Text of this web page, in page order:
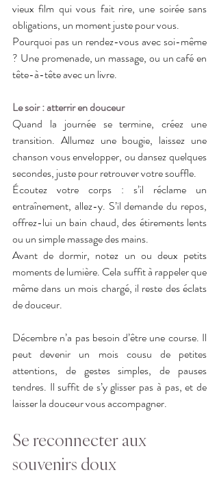
vieux film qui vous fait rire, une soirée sans
obligations, un moment juste pour vous.
Pourquoi pas un rendez-vous avec soi-même
? Une promenade, un massage, ou un café en
tête-à-tête avec un livre.
Le soir : atterrir en douceur
Quand la journée se termine, créez une
transition. Allumez une bougie, laissez une
chanson vous envelopper, ou dansez quelques
secondes, juste pour retrouver votre souffle.
Écoutez votre corps : s’il réclame un
entraînement, allez-y. S’il demande du repos,
offrez-lui un bain chaud, des étirements lents
ou un simple massage des mains.
Avant de dormir, notez un ou deux petits
moments de lumière. Cela suffit à rappeler que
même dans un mois chargé, il reste des éclats
de douceur.
Décembre n’a pas besoin d’être une course. Il
peut devenir un mois cousu de petites
attentions, de gestes simples, de pauses
tendres. Il suffit de s’y glisser pas à pas, et de
laisser la douceur vous accompagner.
Se reconnecter aux
souvenirs doux